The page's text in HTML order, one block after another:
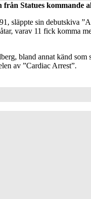
Statues kommande
släppte sin debutskiva
varav 11 fick komma
bland annat känd som
av ”Cardiac Arrest”.